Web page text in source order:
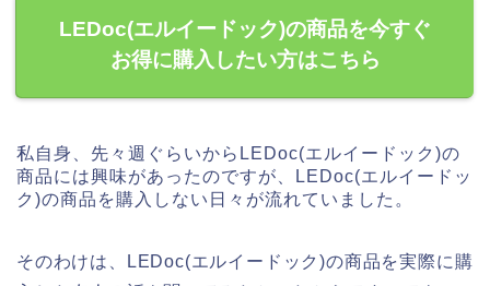
LEDoc(エルイードック)の商品を今すぐ
お得に購入したい方はこちら
私自身、先々週ぐらいからLEDoc(エルイードック)の
商品には興味があったのですが、LEDoc(エルイードッ
ク)の商品を購入しない日々が流れていました。
そのわけは、LEDoc(エルイードック)の商品を実際に購